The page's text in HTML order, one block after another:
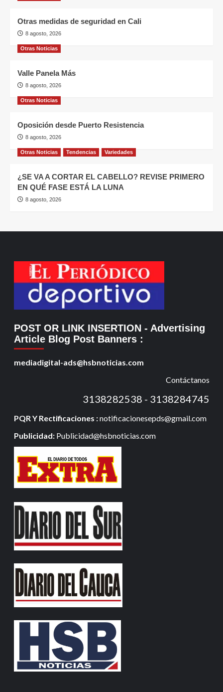
Otras medidas de seguridad en Cali
8 agosto, 2026
Otras Noticias
Valle Panela Más
8 agosto, 2026
Otras Noticias
Oposición desde Puerto Resistencia
8 agosto, 2026
Otras Noticias Tendencias Variedades
¿SE VA A CORTAR EL CABELLO? REVISE PRIMERO
EN QUÉ FASE ESTÁ LA LUNA
8 agosto, 2026
POST OR LINK INSERTION - Advertising
Article Blog Post Banners :
mediadigital-ads@hsbnoticias.com
Contáctanos
3138282538 - 3138284745
PQR Y Rectificaciones :notificacionesepds@gmail.com
Publicidad: Publicidad@hsbnoticias.com